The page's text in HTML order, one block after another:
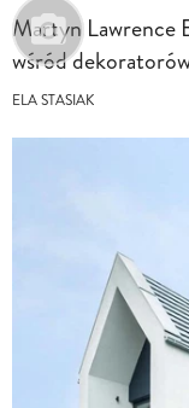
Martyn Lawrence
wśród
ELA STASIAK